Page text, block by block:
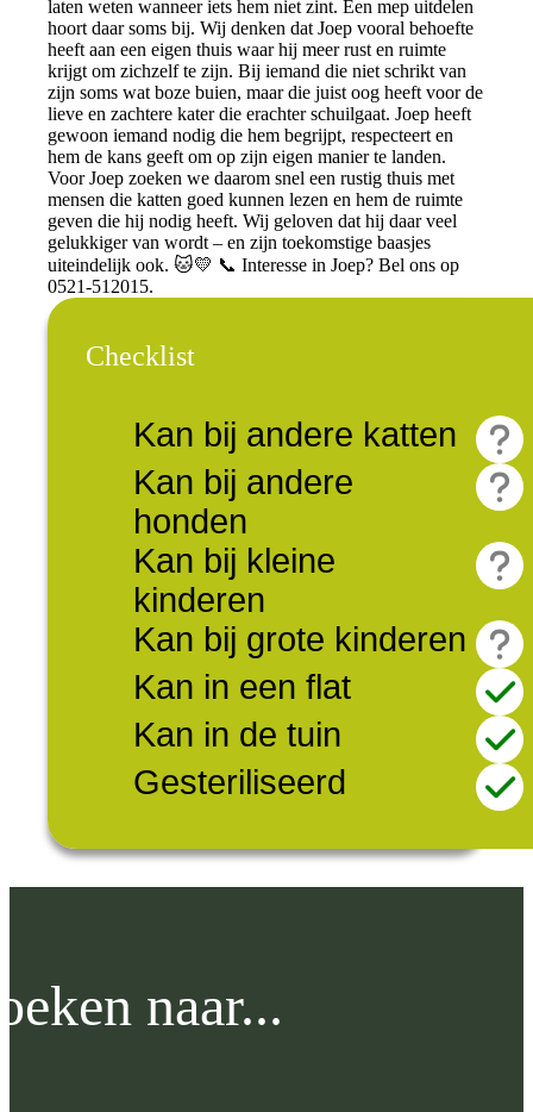
laten weten wanneer iets hem niet zint. Een mep uitdelen
hoort daar soms bij. Wij denken dat Joep vooral behoefte
heeft aan een eigen thuis waar hij meer rust en ruimte
krijgt om zichzelf te zijn. Bij iemand die niet schrikt van
zijn soms wat boze buien, maar die juist oog heeft voor de
lieve en zachtere kater die erachter schuilgaat. Joep heeft
gewoon iemand nodig die hem begrijpt, respecteert en
hem de kans geeft om op zijn eigen manier te landen.
Voor Joep zoeken we daarom snel een rustig thuis met
mensen die katten goed kunnen lezen en hem de ruimte
geven die hij nodig heeft. Wij geloven dat hij daar veel
gelukkiger van wordt – en zijn toekomstige baasjes
uiteindelijk ook. 🐱💛 📞 Interesse in Joep? Bel ons op
0521-512015.
Checklist
Kan bij andere katten
Kan bij andere
honden
Kan bij kleine
kinderen
Kan bij grote kinderen
Kan in een flat
Kan in de tuin
Gesteriliseerd
naar...